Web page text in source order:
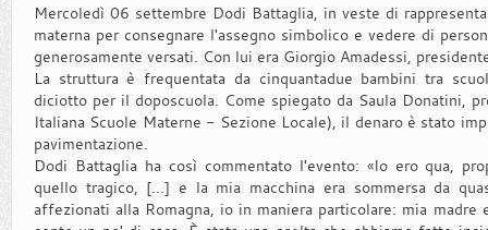
Mercoledì 06 settembre Dodi Battaglia, in veste di
materna per consegnare l'assegno simbolico e vedere di
generosamente versati. Con lui era Giorgio Amadessi,
La struttura è frequentata da cinquantadue bambini tra
diciotto per il doposcuola. Come spiegato da Saula Donatini,
Italiana Scuole Materne - Sezione Locale), il denaro è stato
pavimentazione.
Dodi Battaglia ha così commentato l'evento: «Io ero qua,
quello tragico, [...] e la mia macchina era sommersa da
affezionati alla Romagna, io in maniera particolare: mia